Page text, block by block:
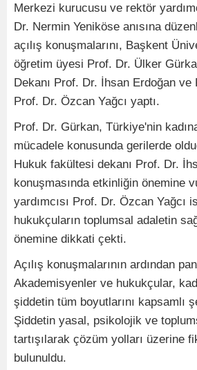
Merkezi kurucusu ve rektör
Dr. Nermin Yeniköse anısına
açılış konuşmalarını, Başkent
öğretim üyesi Prof. Dr. Ülker
Dekanı Prof. Dr. İhsan Erdoğan ve
Prof. Dr. Özcan Yağcı yaptı.
Prof. Dr. Gürkan, Türkiye'nin
mücadele konusunda gerilerde
Hukuk fakültesi dekanı Prof. Dr.
konuşmasında etkinliğin önemine
yardımcısı Prof. Dr. Özcan Yağcı
hukukçuların toplumsal adaletin
önemine dikkati çekti.
Açılış konuşmalarının ardından
Akademisyenler ve hukukçular,
şiddetin tüm boyutlarını kapsamlı
Şiddetin yasal, psikolojik ve
tartışılarak çözüm yolları üzerine
bulunuldu.